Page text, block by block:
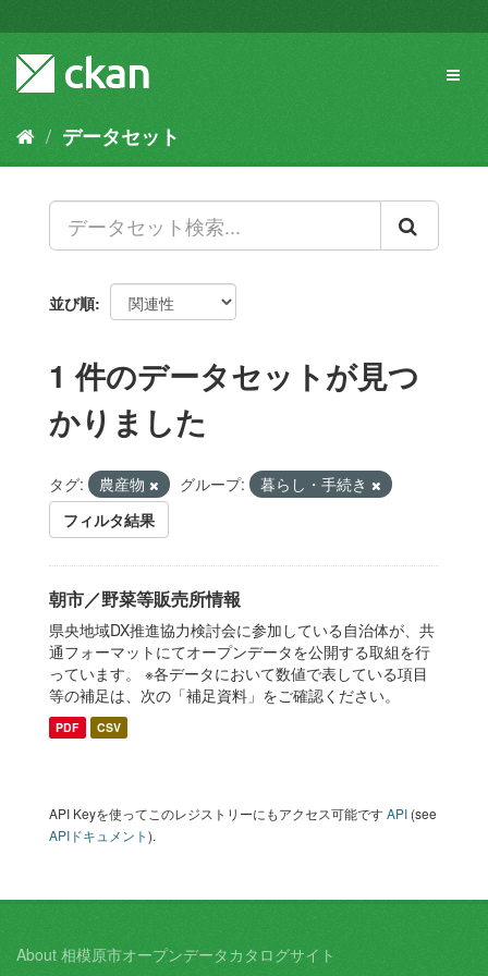
キ
容
データセット
並び順
1 件のデータセットが見つ
かりました
タグ: 農産物 グループ:
暮らし・手続き
フィルタ結果
朝市／野菜等販売所情報
県央地域DX推進協力検討会に参加している自治体が、共
通フォーマットにてオープンデータを公開する取組を行
っています。 ※各データにおいて数値で表している項目
等の補足は、次の「補足資料」をご確認ください。
PDF CSV
API Keyを使ってこのレジストリーにもアクセス可能ですAPI (see
APIドキュメント).
About 相模原市オープンデータカタログサイト